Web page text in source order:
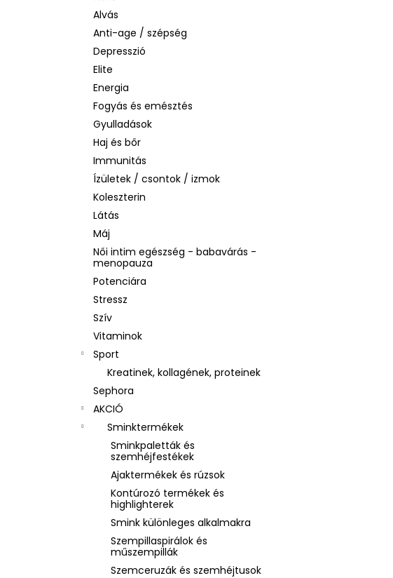
Alvás
Anti-age / szépség
Depresszió
Elite
Energia
Fogyás és emésztés
Gyulladások
Haj és bőr
Immunitás
Ízületek / csontok / izmok
Koleszterin
Látás
Máj
Női intim egészség - babavárás -
menopauza
Potenciára
Stressz
Szív
Vitaminok
Sport
Kreatinek, kollagének, proteinek
Sephora
AKCIÓ
Sminktermékek
Sminkpaletták és
szemhéjfestékek
Ajaktermékek és rúzsok
Kontúrozó termékek és
highlighterek
Smink különleges alkalmakra
Szempillaspirálok és
műszempillák
Szemceruzák és szemhéjtusok
SOL DE JANEIRO RIO RADIANCE BODY
LOTION – SPF 50 TESTÁPOLÓ, 200 ML
2 930 Ft
Korábbi: 14 990 Ft